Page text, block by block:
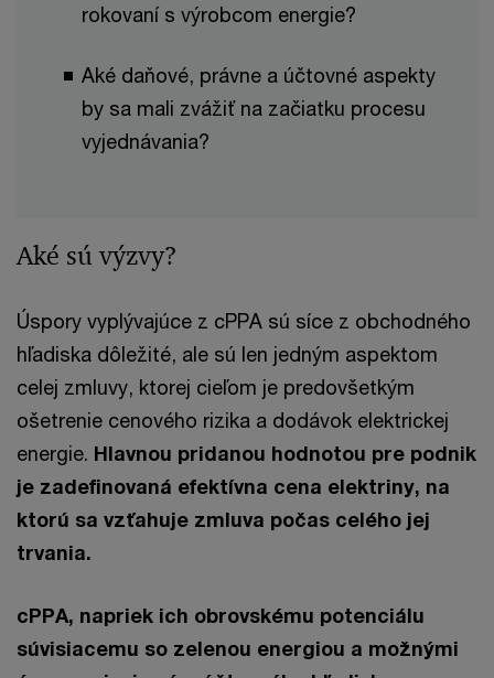
rokovaní s výrobcom energie?
Aké daňové, právne a účtovné aspekty
by sa mali zvážiť na začiatku procesu
vyjednávania?
Aké sú výzvy?
Úspory vyplývajúce z cPPA sú síce z obchodného
hľadiska dôležité, ale sú len jedným aspektom
celej zmluvy, ktorej cieľom je predovšetkým
ošetrenie cenového rizika a dodávok elektrickej
energie. Hlavnou pridanou hodnotou pre podnik
je zadefinovaná efektívna cena elektriny, na
ktorú sa vzťahuje zmluva počas celého jej
trvania.
cPPA, napriek ich obrovskému potenciálu
súvisiacemu so zelenou energiou a možnými